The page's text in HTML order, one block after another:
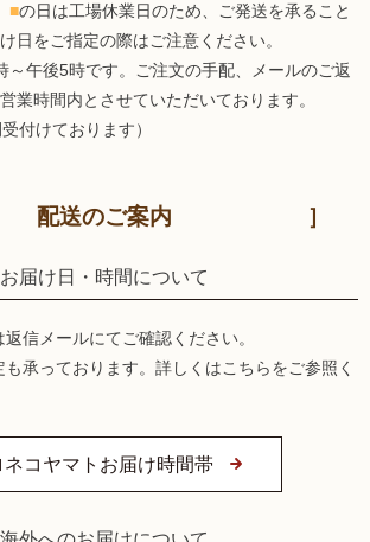
■の日は工場休業日のため、ご発送を承ること
日をご指定の際はご注意ください。
～午後5時です。ご注文の手配、メールのご返
業時間内とさせていただいております。
付けております）
配送のご案内
お届け日・時間について
信メールにてご確認ください。
承っております。詳しくはこちらをご参照く
ネコヤマトお届け時間帯